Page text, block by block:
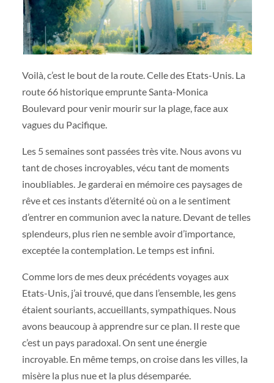
Voilà, c’est le bout de la route. Celle des Etats-Unis. La
route 66 historique emprunte Santa-Monica
Boulevard pour venir mourir sur la plage, face aux
vagues du Pacifique.
Les 5 semaines sont passées très vite. Nous avons vu
tant de choses incroyables, vécu tant de moments
inoubliables. Je garderai en mémoire ces paysages de
rêve et ces instants d’éternité où on a le sentiment
d’entrer en communion avec la nature. Devant de telles
splendeurs, plus rien ne semble avoir d’importance,
exceptée la contemplation. Le temps est infini.
Comme lors de mes deux précédents voyages aux
Etats-Unis, j’ai trouvé, que dans l’ensemble, les gens
étaient souriants, accueillants, sympathiques. Nous
avons beaucoup à apprendre sur ce plan. Il reste que
c’est un pays paradoxal. On sent une énergie
incroyable. En même temps, on croise dans les villes, la
misère la plus nue et la plus désemparée.